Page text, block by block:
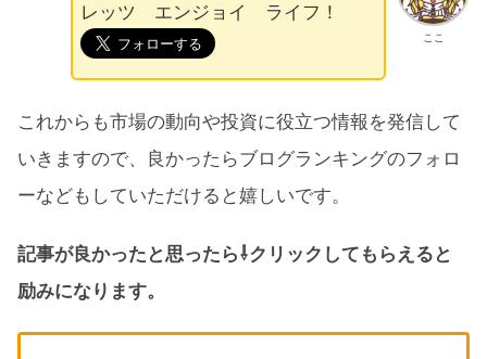
ここ
レッツ エンジョイ ライフ！
これからも市場の動向や投資に役立つ情報を発信して
いきますので、良かったらブログランキングのフォロ
ーなどもしていただけると嬉しいです。
記事が良かったと思ったら⇩クリックしてもらえると
励みになります。